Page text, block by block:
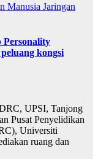
Manusia Jaringan
Personality
kongsi
UPSI, Tanjong
Pusat Penyelidikan
Universiti
ruang dan